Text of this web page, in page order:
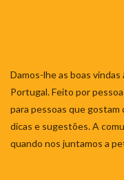
Damos-lhe as boas
Portugal. Feito por
para pessoas que gostam
dicas e sugestões. A
quando nos juntamos a